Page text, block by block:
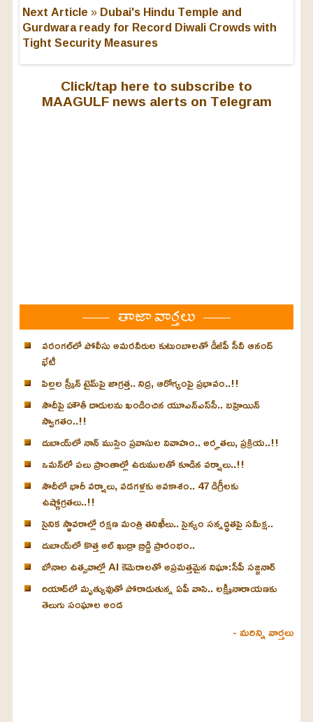
Next Article »Dubai's Hindu Temple and
Gurdwara ready for Record Diwali Crowds with
Tight Security Measures
Click/tap here to subscribe to
MAAGULF news alerts on Telegram
తాజా వార్తలు
వరంగల్‌లో పోలీసు అమరవీరుల కుటుంబాలతో డీజీపీ సీవీ ఆనంద్
భేటీ
పిల్లల స్క్రీన్‌ టైమ్‌పై జాగ్రత్త.. నిద్ర, ఆరోగ్యంపై ప్రభావం..!!
సౌదీపై హౌతీ దాడులను ఖండించిన యూఎన్‌ఎస్‌సీ.. బహ్రెయిన్‌
స్వాగతం..!!
దుబాయ్‌లో నాన్ ముస్లిం ప్రవాసుల వివాహం.. అర్హతలు, ప్రక్రియ..!!
ఒమన్‌లో పలు ప్రాంతాల్లో ఉరుములతో కూడిన వర్షాలు..!!
సౌదీలో భారీ వర్షాలు, వడగళ్లకు అవకాశం.. 47 డిగ్రీలకు
ఉష్ణోగ్రతలు..!!
సైనిక స్థావరాల్లో రక్షణ మంత్రి తనిఖీలు.. సైన్యం సన్నద్ధతపై సమీక్ష..
దుబాయ్‌లో కొత్త అల్ ఖుద్రా బ్రిడ్జి ప్రారంభం..
బోనాల ఉత్సవాల్లో AI కెమెరాలతో అప్రమత్తమైన నిఘా:సీపీ సజ్జనార్
రియాద్‌లో మృత్యువుతో పోరాడుతున్న ఏపీ వాసి.. లక్ష్మీనారాయణకు
తెలుగు సంఘాల అండ
- మరిన్ని వార్తలు